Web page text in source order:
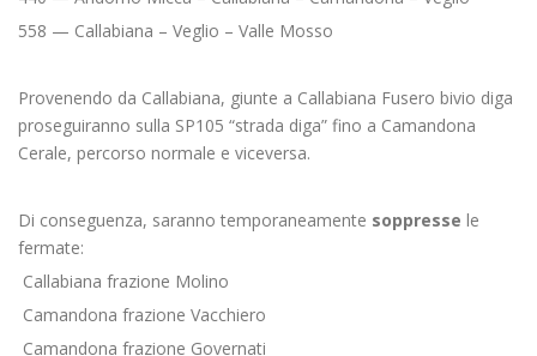
558 — Callabiana – Veglio – Valle Mosso
Provenendo da Callabiana, giunte a Callabiana Fusero bivio diga
proseguiranno sulla SP105 “strada diga” fino a Camandona
Cerale, percorso normale e viceversa.
Di conseguenza, saranno temporaneamente soppresse le
fermate:
Callabiana frazione Molino
Camandona frazione Vacchiero
Camandona frazione Governati